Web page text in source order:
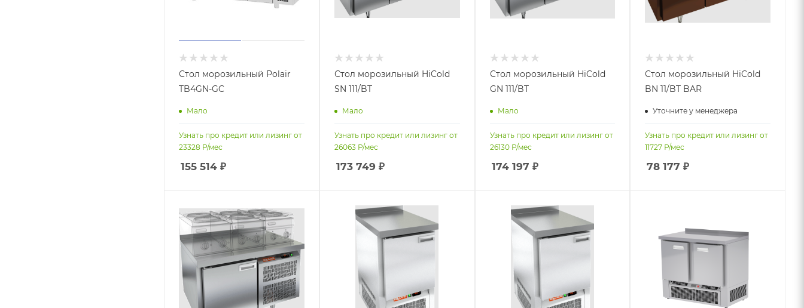
Стол морозильный Polair
TB4GN-GC
Мало
Узнать про кредит или лизинг от
23328 Р/мес
155 514 ₽
Стол морозильный HiCold
SN 111/BT
Мало
Узнать про кредит или лизинг от
26063Р/мес
173 749 ₽
Стол морозильный HiCold
GN 111/BT
Мало
Узнать про кредит или лизинг от
26130Р/мес
174 197 ₽
Стол морозильный HiCold
BN 11/BT BAR
Уточните у менеджера
Узнать про кредит или лизинг от
11727 Р/мес
78 177 ₽